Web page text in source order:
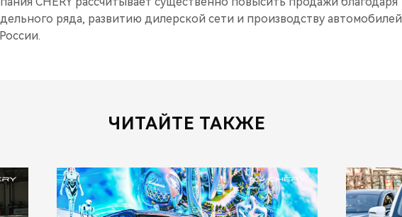
ряда, развитию дилерской сети и производству автомобилей
ЧИТАЙТЕ ТАКЖЕ